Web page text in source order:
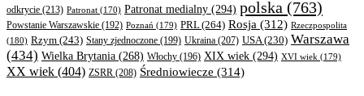
odkrycie (213) Patronat (170) Patronat medialny (294) polska (763)
Powstanie Warszawskie (192) Poznań (179) PRL(264) Rosja (312) Rzeczpospolita
(180) Rzym (243) Stany zjednoczone (199) Ukraina (207) USA(230) Warszawa
(434) Wielka Brytania (268) Włochy (196) XIX wiek (294) XVI wiek (179)
XX wiek (404) ZSRR (208) Średniowiecze (314)